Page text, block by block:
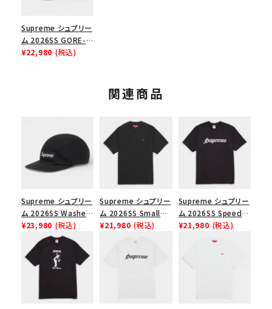
Supreme シュプリー
ム 2026SS GORE-
TEX Camp Cap ゴ
¥22,980 (税込)
関連商品
Supreme シュプリー
ム 2026SS Washed
Chino Twill Camp
Cap ウォッシュド チ
ノツイル キャンプキャ
ップ ブラック
¥23,980 (税込)
Supreme シュプリー
ム 2026SS Small
Box Tee スモールボ
¥21,980 (税込)
Supreme シュプリー
ム 2026SS Speed
Tee スピードTシャツ
¥21,980 (税込)